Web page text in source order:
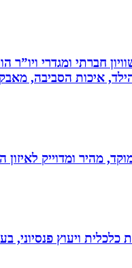
חברתי ומגדרי ויו”ר
איכות הסביבה,
מהיר ומדוייק לאיזון
14 שנה ניסיון בליווי כלכלי